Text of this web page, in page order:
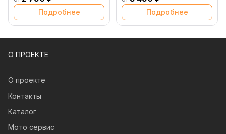
Подробнее Подробнее
О ПРОЕКТЕ
О проекте
Контакты
Каталог
Мото сервис